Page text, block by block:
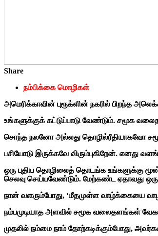
Share
நம்பிக்கை மொழிகள்
அமெரிக்காவின் புரூக்ளின் நகரில் பிறந்த
உங்களுக்குக் கட்டுப்பாடு வேண்டும். சமூக
சொந்த நலனோ அல்லது தொழில்ரீதியாகவோ
பசியோடு இருக்கவே விரும்புகிறேன். எனது
ஒரு புதிய தொழிலைத் தொடங்க உங்களுக்கு
செலவு செய்யவேண்டும். மேற்கண்ட ஏதாவது
நான் வளரும்போது, ‘மீதமுள்ள வாழ்க்கையை
நம்பமுடியாத அளவில் சமூக வலைதளங்கள்
முதலில் நம்மை நாம் தோற்கடிக்கும்போது,